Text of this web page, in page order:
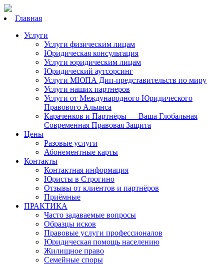
Главная
Услуги
Услуги физическим лицам
Юридическая консультация
Услуги юридическим лицам
Юридический аутсорсинг
Услуги МЮПА Дип-представительств по миру
Услуги наших партнеров
Услуги от Международного Юридического
Правового Альянса
Караченков и Партнёры — Ваша Глобальная
Современная Правовая Защита
Цены
Разовые услуги
Абонементные карты
Контакты
Контактная информация
Юристы в Строгино
Отзывы от клиентов и партнёров
Приёмные
ПРАКТИКА
Часто задаваемые вопросы
Образцы исков
Правовые услуги профессионалов
Юридическая помощь населению
Жилищное право
Семейные споры